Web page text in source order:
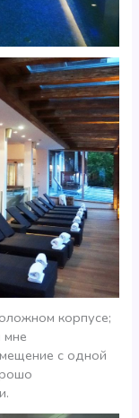
корпусе;
мне
с одной